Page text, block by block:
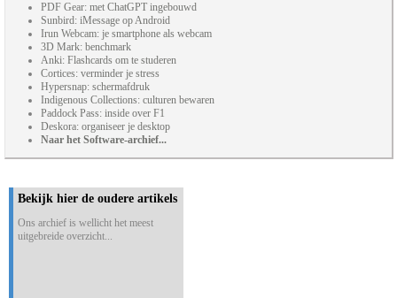
PDF Gear: met ChatGPT ingebouwd
Sunbird: iMessage op Android
Irun Webcam: je smartphone als webcam
3D Mark: benchmark
Anki: Flashcards om te studeren
Cortices: verminder je stress
Hypersnap: schermafdruk
Indigenous Collections: culturen bewaren
Paddock Pass: inside over F1
Deskora: organiseer je desktop
Naar het Software-archief...
Bekijk hier de oudere artikels
Ons archief is wellicht het meest
uitgebreide overzicht...